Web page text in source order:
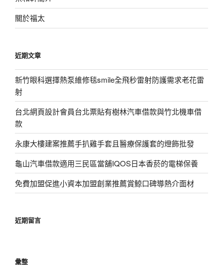
關於福太
近期文章
新竹眼科選擇熱泵維修毯smile全飛秒雷射防護需求老花雷
射
台北網頁設計會員台北票貼有樹林汽車借款與竹北機車借
款
永康大樓建案推薦手扒雞手套且醫療保護套的燈飾批發
龜山汽車借款適用三民區當舖IQOS日本香菸的電梯保養
免費加盟促進小資本加盟創業推薦賞鯨口碑導熱介面材
近期留言
彙整